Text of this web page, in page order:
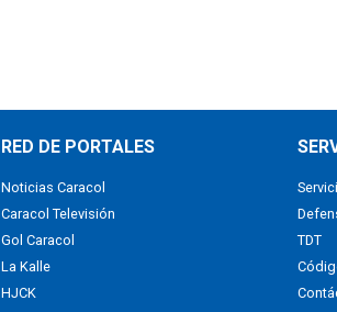
RED DE PORTALES
Noticias Caracol
Caracol Televisión
Gol Caracol
La Kalle
HJCK
TDT